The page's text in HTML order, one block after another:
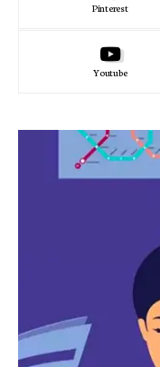
Pinterest
Youtube